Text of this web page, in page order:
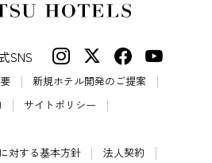
SNS
新規ホテル開発のご提案
サイトポリシー
対する基本方針
法人契約